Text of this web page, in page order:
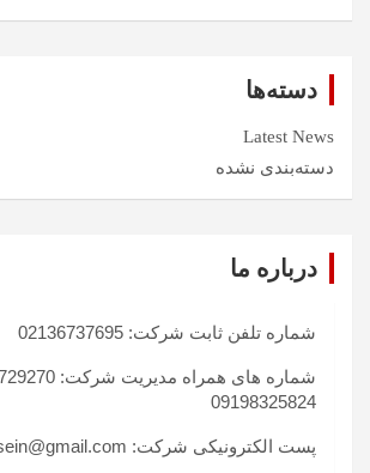
دسته‌ها
Latest News
دسته‌بندی نشده
درباره ما
شماره تلفن ثابت شرکت: 02136737695
09198325824
پست الکترونیکی شرکت: amin.hosein@gmail.com